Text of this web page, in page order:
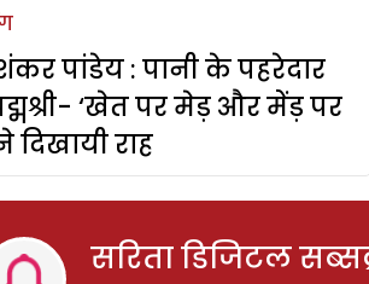
पांडेय : पानी के पहरेदार
‘खेत पर मेड़ और मेंड़ पर
दिखायी राह
सरिता डिजिटल